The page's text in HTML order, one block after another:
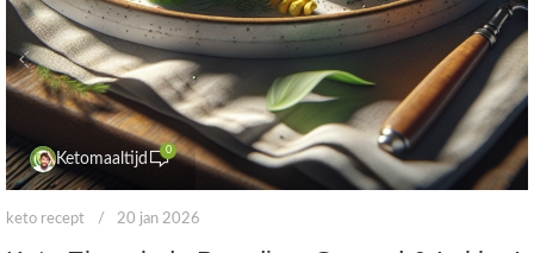
Ketomaaltijd
0
keto recept 20 jan 2026